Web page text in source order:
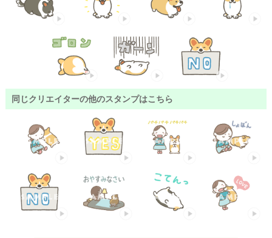
同じクリエイターの他のスタンプはこちら